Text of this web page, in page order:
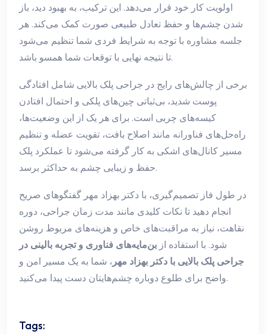
اولویت کار خود قرار می‌دهد. این ترکیب، به بهبود دید، باز
شدن چشم‌ها و حفظ تعادل طبیعی صورت کمک می‌کند. هر
جلسه مشاوره با توجه به شرایط فردی شما تنظیم می‌شود
تا نتیجه نهایی با توقعات شما همسو باشد.
برخی از چالش‌های رایج در جراحی پلک بالایی شامل افتادگی
پوست شدید، بی‌ثباتی چین‌های پلکی و احتمال افتادن
کیسه‌های چربی است. برای هر یک از این وضعیت‌ها،
راه‌حل‌های فناورانه مانند اصلاح بافت، تقویت عضله و تنظیم
مسیر کانال‌های اشکی به کار گرفته می‌شود تا عملکرد پلک
حفظ و زیبایی چشم به حداکثر برسد.
در طول فاز تصمیم‌گیری، با دکتر بهزاد مهر گفتگوهای صریح
انجام دهید تا نکات کلیدی مانند مدت زمان جراحی، دوره
نقاهت، نیاز به مراقبت‌های خاص و هزینه‌های مربوط روشن
شود. با استفاده از بن‌مایه‌های فناوری و تجربه بالینی در
جراحی پلک بالایی با دکتر بهزاد مهر ، شما به یک مسیر امن و
واضح برای طلوع دوباره چشم‌هایتان دست پیدا می‌کنید.
Tags: